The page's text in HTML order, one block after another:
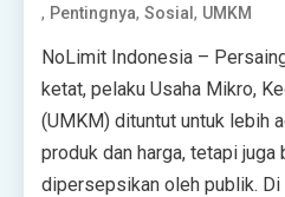
, Pentingnya,Sosial, UMKM
NoLimit Indonesia –
ketat, pelaku Usaha Mikro,
(UMKM) dituntut untuk lebih
produk dan harga, tetapi juga
dipersepsikan oleh publik.